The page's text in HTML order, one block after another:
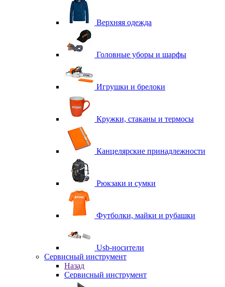
Верхняя одежда
Головные уборы и шарфы
Игрушки и брелоки
Кружки, стаканы и термосы
Канцелярские принадлежности
Рюкзаки и сумки
Футболки, майки и рубашки
Usb-носители
Сервисный инструмент
Назад
Сервисный инструмент